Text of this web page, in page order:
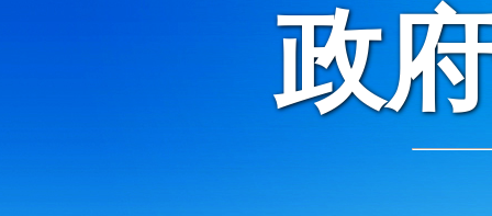
政